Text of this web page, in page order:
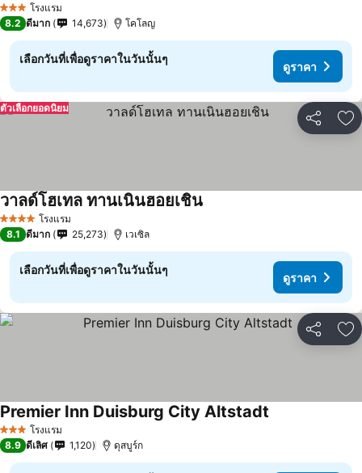
3 ดาว โรงแรม
8.2 ดีมาก 14,673 โคโลญ
เลือกวันที่เพื่อดูราคาในวันนั้นๆ
ดูราคา
แชร์ เ
ตัวเลือกยอดนิยม
4 ดาว โรงแรม
วาลด์โฮเทล ทานเนินฮอยเชิน
8.1 ดีมาก 25,273 เวเซิล
เลือกวันที่เพื่อดูราคาในวันนั้นๆ
ดูราคา
แชร์ เ
3 ดาว โรงแรม
Premier Inn Duisburg City Altstadt
8.9 ดีเลิศ 1,120 ดุสบูร์ก